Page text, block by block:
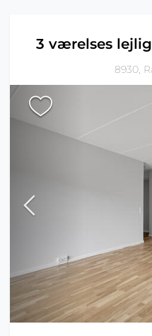
3 værelses
8930,